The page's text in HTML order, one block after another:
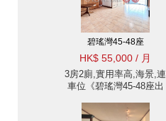
碧瑤灣45-48座
HK$ 55,000 / 月
3房2廁,實用率高,海景,連
車位《碧瑤灣45-48座出